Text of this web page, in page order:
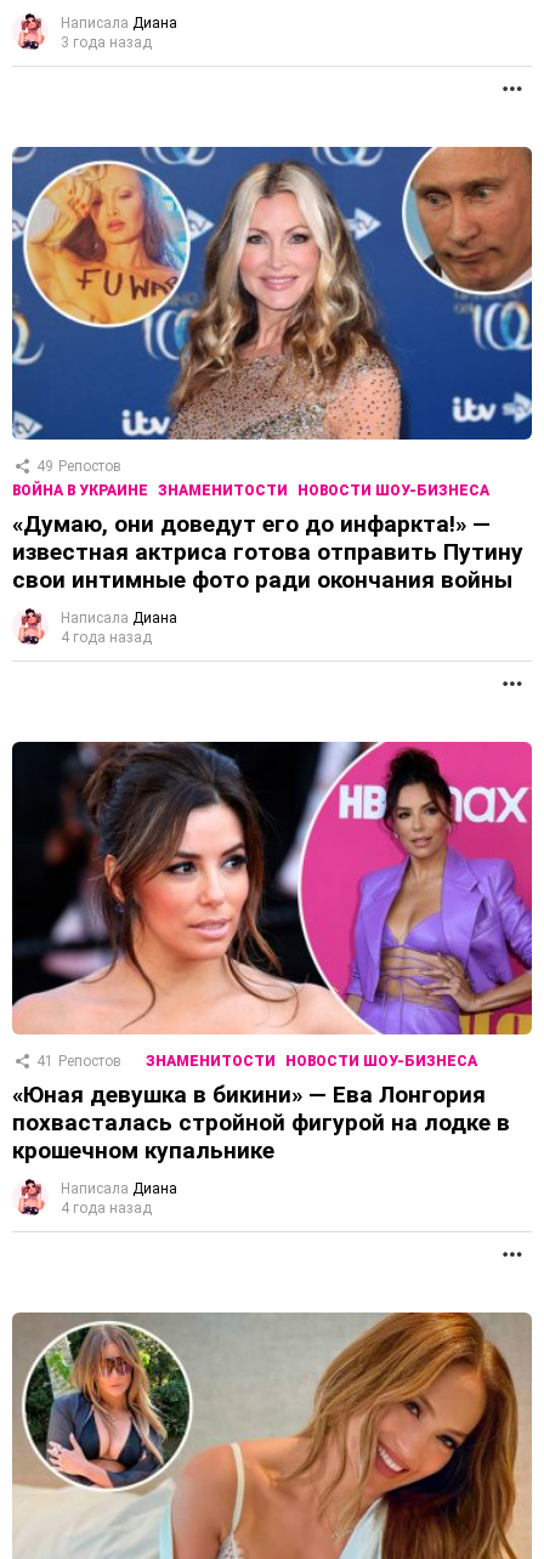
Написала Диана
3 года назад
49 Репостов
ВОЙНА В УКРАИНЕ
ЗНАМЕНИТОСТИ НОВОСТИ ШОУ-БИЗНЕСА
«Думаю, они доведут его до инфаркта!» —
известная актриса готова отправить Путину
свои интимные фото ради окончания войны
Написала Диана
4 года назад
41 Репостов ЗНАМЕНИТОСТИ НОВОСТИ ШОУ-БИЗНЕСА
«Юная девушка в бикини» — Ева Лонгория
похвасталась стройной фигурой на лодке в
крошечном купальнике
Написала Диана
4 года назад